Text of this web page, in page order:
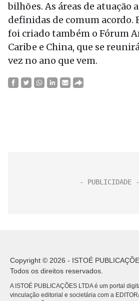
bilhões. As áreas de atuação
definidas de comum acordo.
foi criado também o Fórum
Caribe e China, que se
vez no ano que vem.
Copyright © 2026 - ISTOÉ
Todos os direitos reservados.
A ISTOÉ PUBLICAÇÕES LTDA é um portal
vinculação editorial e societária com a